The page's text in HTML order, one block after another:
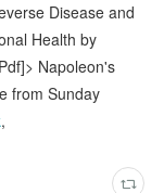
Disease and
Health by
Napoleon's
from Sunday
,